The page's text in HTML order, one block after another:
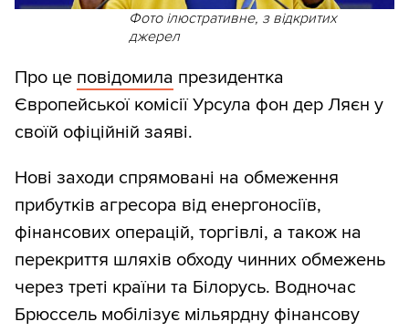
Фото ілюстративне, з відкритих
джерел
Про це повідомила президентка
Європейської комісії Урсула фон дер Ляєн у
своїй офіційній заяві.
Нові заходи спрямовані на обмеження
прибутків агресора від енергоносіїв,
фінансових операцій, торгівлі, а також на
перекриття шляхів обходу чинних обмежень
через треті країни та Білорусь. Водночас
Брюссель мобілізує мільярдну фінансову